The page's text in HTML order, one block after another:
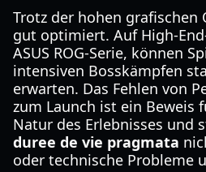
Trotz der hohen grafischen
gut optimiert. Auf High-
ASUS ROG-Serie, können
intensiven Bosskämpfen
erwarten. Das Fehlen von
zum Launch ist ein Beweis
Natur des Erlebnisses und
duree de vie pragmata
oder technische Probleme